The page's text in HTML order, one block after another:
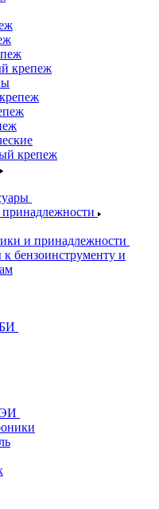
крепеж
крепеж
и принадлежности
к бензоинструменту и
ЭИ